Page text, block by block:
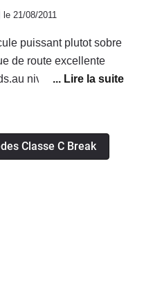
le 21/08/2011
puissant plutot sobre
de route excellente
niveau fiabilité rien
avec les sieges
ne plairons pas a tous.
Classe C Break